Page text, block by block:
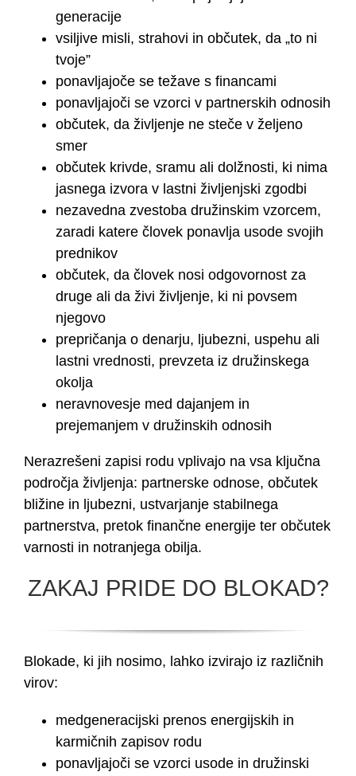
generacije
vsiljive misli, strahovi in občutek, da „to ni
tvoje”
ponavljajoče se težave s financami
ponavljajoči se vzorci v partnerskih odnosih
občutek, da življenje ne steče v željeno
smer
občutek krivde, sramu ali dolžnosti, ki nima
jasnega izvora v lastni življenjski zgodbi
nezavedna zvestoba družinskim vzorcem,
zaradi katere človek ponavlja usode svojih
prednikov
občutek, da človek nosi odgovornost za
druge ali da živi življenje, ki ni povsem
njegovo
prepričanja o denarju, ljubezni, uspehu ali
lastni vrednosti, prevzeta iz družinskega
okolja
neravnovesje med dajanjem in
prejemanjem v družinskih odnosih
Nerazrešeni zapisi rodu vplivajo na vsa ključna
področja življenja: partnerske odnose, občutek
bližine in ljubezni, ustvarjanje stabilnega
partnerstva, pretok finančne energije ter občutek
varnosti in notranjega obilja.
ZAKAJ PRIDE DO BLOKAD?
Blokade, ki jih nosimo, lahko izvirajo iz različnih
virov:
medgeneracijski prenos energijskih in
karmičnih zapisov rodu
ponavljajoči se vzorci usode in družinski